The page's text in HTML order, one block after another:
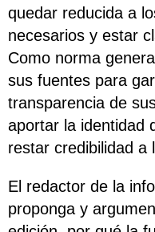
quedar reducida a
necesarios y estar
Como norma
sus fuentes para
transparencia de
aportar la identidad
restar credibilidad a
El redactor de la
proponga y